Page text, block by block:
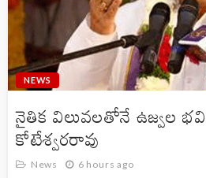
NEWS
నైతిక విలువలతోనే ఉజ్వల
కోటేశ్వరరావు
News 6 hours ago